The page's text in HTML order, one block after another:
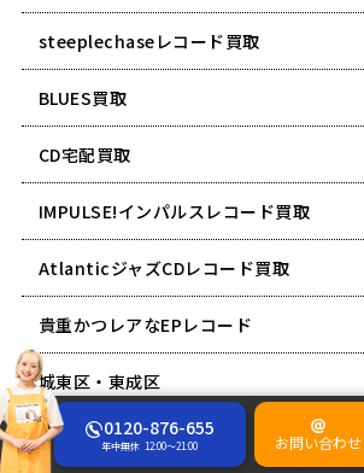
steeplechaseレコード買取
BLUES買取
CD宅配買取
IMPULSE!インパルスレコード買取
AtlanticジャズCDレコード買取
貴重かつレアなEPレコード
城東区・東成区
contemporaryコンテンポラリーレコー
0120-876-655
12:00～21:00
年中無休 お問い合わせ